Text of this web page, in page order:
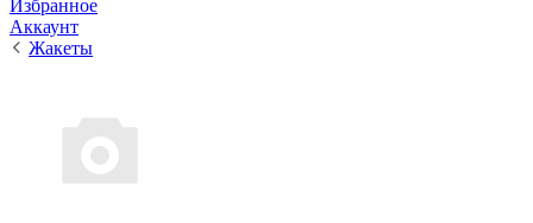
Избранное
Аккаунт
Жакеты